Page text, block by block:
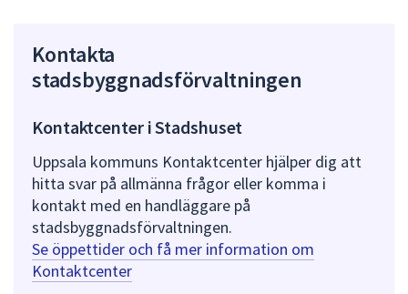
Kontakta
stadsbyggnadsförvaltningen
Kontaktcenter i Stadshuset
Uppsala kommuns Kontaktcenter hjälper dig att
hitta svar på allmänna frågor eller komma i
kontakt med en handläggare på
stadsbyggnadsförvaltningen.
Se öppettider och få mer information om
Kontaktcenter